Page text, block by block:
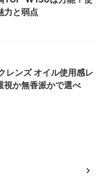
力と弱点
レンズ オイル使用感レ
視か無香派かで選べ